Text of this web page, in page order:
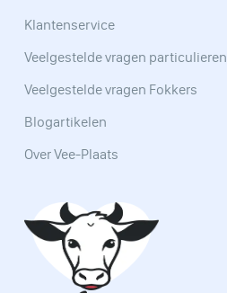
Klantenservice
Veelgestelde vragen particulieren
Veelgestelde vragen Fokkers
Blogartikelen
Over Vee-Plaats